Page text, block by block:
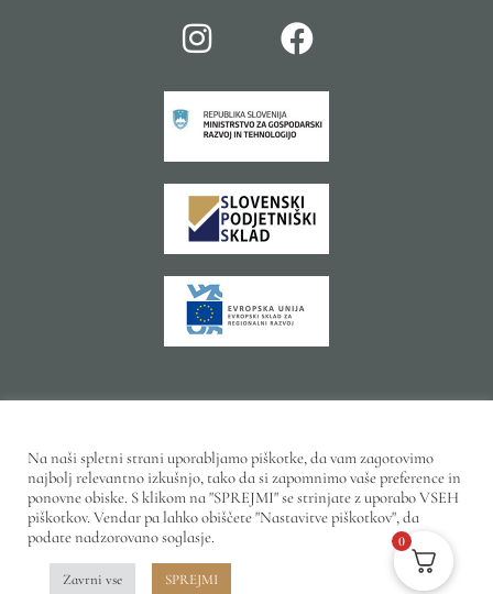
pridobljeno preko Vavčerja za digitalni marketing.
Naložbo sofinancirata Republika Slovenija in Evropska
unija iz Evropskega sklada za regionalni razvoj.
© 2025 SOZVOČJE D.O.O. | IZDELAVA: RDEČA ORANŽA
Na naši spletni strani uporabljamo piškotke, da vam zagotovimo
najbolj relevantno izkušnjo, tako da si zapomnimo vaše preference in
ponovne obiske. S klikom na "SPREJMI" se strinjate z uporabo VSEH
piškotkov. Vendar pa lahko obiščete "Nastavitve piškotkov", da
podate nadzorovano soglasje.
Zavrni vse SPREJMI
0